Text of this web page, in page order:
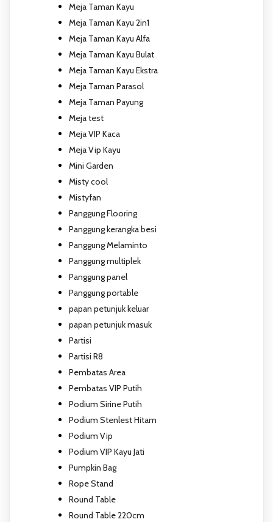
Meja Taman Kayu
Meja Taman Kayu 2in1
Meja Taman Kayu Alfa
Meja Taman Kayu Bulat
Meja Taman Kayu Ekstra
Meja Taman Parasol
Meja Taman Payung
Meja test
Meja VIP Kaca
Meja Vip Kayu
Mini Garden
Misty cool
Mistyfan
Panggung Flooring
Panggung kerangka besi
Panggung Melaminto
Panggung multiplek
Panggung panel
Panggung portable
papan petunjuk keluar
papan petunjuk masuk
Partisi
Partisi R8
Pembatas Area
Pembatas VIP Putih
Podium Sirine Putih
Podium Stenlest Hitam
Podium Vip
Podium VIP Kayu Jati
Pumpkin Bag
Rope Stand
Round Table
Round Table 220cm